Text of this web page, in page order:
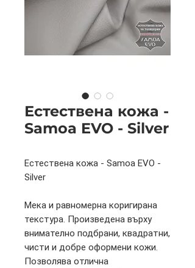
Естествена кожа -
Samoa EVO - Silver
Естествена кожа - Samoa EVO -
Silver
Мека и равномерна коригирана
текстура. Произведена върху
внимателно подбрани, квадратни,
чисти и добре оформени кожи.
Позволява отлична